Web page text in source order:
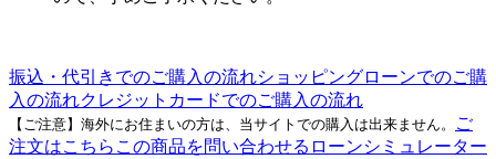
振込・代引きでのご購入の流れショッピングローンでのご購
入の流れクレジットカードでのご購入の流れ
【ご注意】海外にお住まいの方は、当サイトでの購入は出来ません。
ご
注文はこちら この商品を問い合わせる ローンシミュレーター